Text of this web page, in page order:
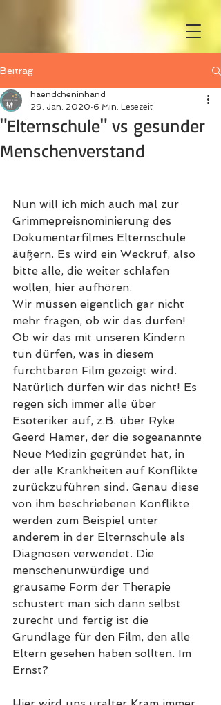
Beitrag
"Elternschule" vs gesunder
Menschenverstand
haendcheninhand
29. Jan. 2020 6 Min. Lesezeit
Nun will ich mich auch mal zur
Grimmepreisnominierung des
Dokumentarfilmes Elternschule
äußern. Es wird ein Weckruf, also
bitte alle, die weiter schlafen
wollen, hier aufhören.
Wir müssen eigentlich gar nicht
mehr fragen, ob wir das dürfen!
Ob wir das mit unseren Kindern
tun dürfen, was in diesem
furchtbaren Film gezeigt wird.
Natürlich dürfen wir das nicht! Es
regen sich immer alle über
Esoteriker auf, z.B. über Ryke
Geerd Hamer, der die sogeanannte
Neue Medizin gegründet hat, in
der alle Krankheiten auf Konflikte
zurückzuführen sind. Genau diese
von ihm beschriebenen Konflikte
werden zum Beispiel unter
anderem in der Elternschule als
Diagnosen verwendet. Die
menschenunwürdige und
grausame Form der Therapie
schustert man sich dann selbst
zurecht und fertig ist die
Grundlage für den Film, den alle
Eltern gesehen haben sollten. Im
Ernst?